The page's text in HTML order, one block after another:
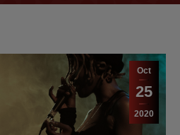
Oct
25
2020